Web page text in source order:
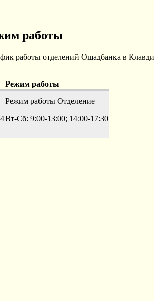
работы
работы отделений Ощадбанка в
Режим работы
Режим работы Отделение
Вт-Сб: 9:00-13:00; 14:00-17:30